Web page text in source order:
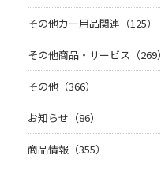
その他カー用品関連（125）
その他商品・サービス（269）
その他（366）
お知らせ（86）
商品情報（355）